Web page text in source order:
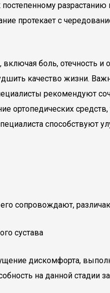
протекает с
боль, отечность
качество жизни.
рекомендуют
ортопедических
способствуют
сопровождают,
дискомфорта,
на данной стадии